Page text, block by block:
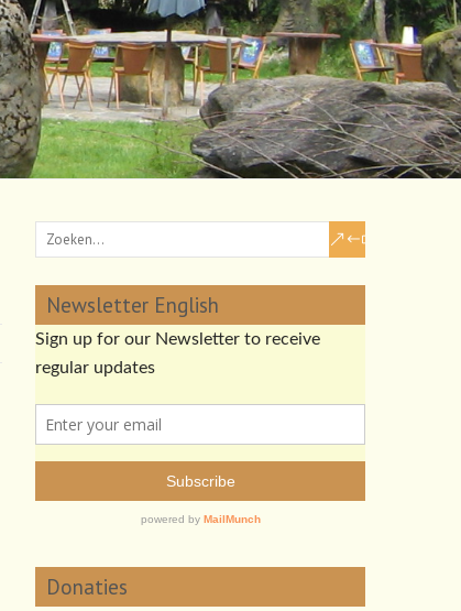
Newsletter English
Donaties